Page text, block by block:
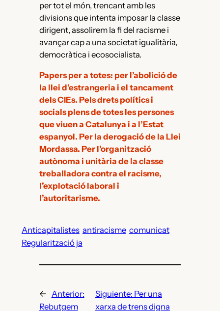
per tot el món, trencant amb les
divisions que intenta imposar la classe
dirigent, assolirem la fi del racisme i
avançar cap a una societat igualitària,
democràtica i ecosocialista.
Papers per a totes: per l’abolició de
la llei d’estrangeria i el tancament
dels CIEs. Pels drets polítics i
socials plens de totes les persones
que viuen a Catalunya i a l’Estat
espanyol. Per la derogació de la Llei
Mordassa. Per l’organització
autònoma i unitària de la classe
treballadora contra el racisme,
l’explotació laboral i
l’autoritarisme.
Anticapitalistes antiracisme comunicat
Regularització ja
←
Anterior:
Rebutgem
Siguiente: Per una
xarxa de trens digna